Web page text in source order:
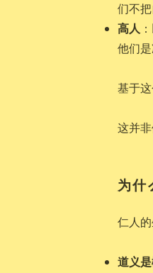
们不
高人
他们
基于
这并
为什
仁人
道义